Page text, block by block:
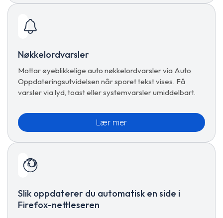
Nøkkelordvarsler
Mottar øyeblikkelige auto nøkkelordvarsler via Auto
Oppdateringsutvidelsen når sporet tekst vises. Få
varsler via lyd, toast eller systemvarsler umiddelbart.
Lær mer
Slik oppdaterer du automatisk en side i
Firefox-nettleseren